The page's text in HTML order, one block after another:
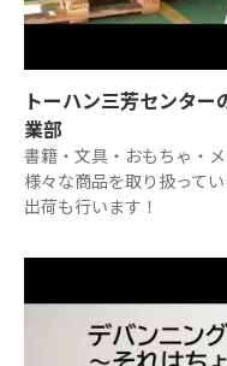
トーハン三芳センタ
業部
書籍・文具・おもちゃ・
様々な商品を取り扱って
出荷も行います！